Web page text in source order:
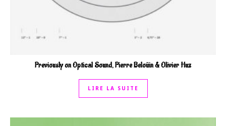
Previously on Optical Sound, Pierre Beloüin & Olivier Huz
LIRE LA SUITE